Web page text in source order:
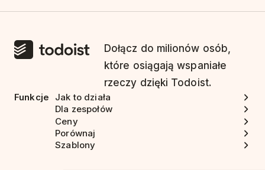
Dołącz do milionów osób,
które osiągają wspaniałe
rzeczy dzięki Todoist.
Funkcje
Jak to działa
Dla zespołów
Ceny
Porównaj
Szablony